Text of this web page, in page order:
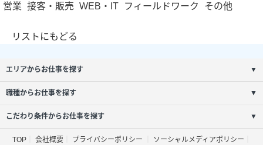
営業 接客・販売 WEB・IT フィールドワーク その他
リストにもどる
エリアからお仕事を探す ▼
職種からお仕事を探す ▼
こだわり条件からお仕事を探す ▼
TOP 会社概要 プライバシーポリシー ソーシャルメディアポリシー